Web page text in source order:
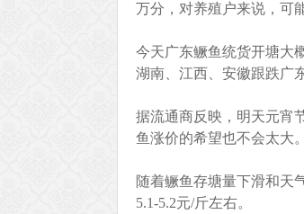
万分，对养殖户来说，可
今天广东鳜鱼统货开塘大
湖南、江西、安徽跟跌广
据流通商反映，明天元宵
鱼涨价的希望也不会太大。
随着鳜鱼存塘量下滑和天
5.1-5.2元/斤左右。